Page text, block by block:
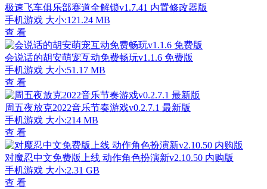
极速飞车俱乐部赛道全解锁v1.7.41 内置修改器版
手机游戏 大小:121.24 MB
查 看
会说话的胡安萌宠互动免费畅玩v1.1.6 免费版
手机游戏 大小:51.17 MB
查 看
周五夜放克2022音乐节奏游戏v0.2.7.1 最新版
手机游戏 大小:214 MB
查 看
对魔忍中文免费版上线 动作角色扮演新v2.10.50 内购版
手机游戏 大小:2.31 GB
查 看